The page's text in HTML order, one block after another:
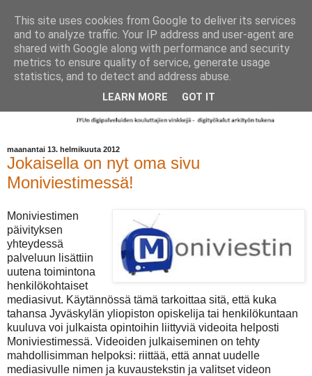
maanantai 13. helmikuuta 2012
Jokaisella on nyt oma sivu
Moniviestimessä!
Moniviestimen
päivityksen
yhteydessä
palveluun lisättiin
uutena toimintona
henkilökohtaiset
mediasivut. Käytännössä tämä tarkoittaa sitä, että kuka
tahansa Jyväskylän yliopiston opiskelija tai henkilökuntaan
kuuluva voi julkaista opintoihin liittyviä videoita helposti
Moniviestimessä. Videoiden julkaiseminen on tehty
mahdollisimman helpoksi: riittää, että annat uudelle
mediasivulle nimen ja kuvaustekstin ja valitset videon
This site uses cookies from Google to deliver its services
and to analyze traffic. Your IP address and user-agent are
shared with Google along with performance and security
metrics to ensure quality of service, generate usage
statistics, and to detect and address abuse.
LEARN MORE GOT IT